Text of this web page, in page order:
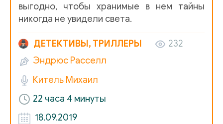
01_04_01_18_iyunya-9 iyulya
01_04_02_18_iyunya-9 iyulya
выгодно, чтобы хранимые в нем тайны
никогда не увидели света.
ДЕТЕКТИВЫ, ТРИЛЛЕРЫ
232
Эндрюс Расселл
Китель Михаил
22 часа 4 минуты
18.09.2019